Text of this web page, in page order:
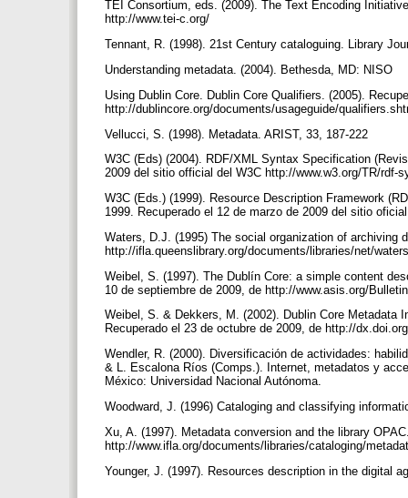
TEI Consortium, eds. (2009). The Text Encoding
http://www.tei-c.org/
Tennant, R. (1998). 21st Century cataloguing. Library
Understanding metadata. (2004). Bethesda, MD: NISO
Using Dublin Core. Dublin Core Qualifiers. (2005).
http://dublincore.org/documents/usageguide/
Vellucci, S. (1998). Metadata. ARIST, 33, 187-222
W3C (Eds) (2004). RDF/XML Syntax Specification
2009 del sitio official del W3C http://www.w3.org/TR/rdf-
W3C (Eds.) (1999). Resource Description Framework
1999. Recuperado el 12 de marzo de 2009 del sitio
Waters, D.J. (1995) The social organization of archiving
http://ifla.queenslibrary.org/documents/libraries/net/
Weibel, S. (1997). The Dublín Core: a simple content
10 de septiembre de 2009, de http://www.asis.org/
Weibel, S. & Dekkers, M. (2002). Dublin Core Metadata
Recuperado el 23 de octubre de 2009, de http://
Wendler, R. (2000). Diversificación de actividades:
& L. Escalona Ríos (Comps.). Internet, metadatos y
México: Universidad Nacional Autónoma.
Woodward, J. (1996) Cataloging and classifying
Xu, A. (1997). Metadata conversion and the library
http://www.ifla.org/documents/libraries/cataloging/
Younger, J. (1997). Resources description in the digital